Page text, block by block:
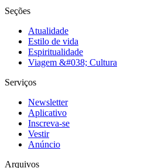
Seções
Atualidade
Estilo de vida
Espiritualidade
Viagem &#038; Cultura
Serviços
Newsletter
Aplicativo
Inscreva-se
Vestir
Anúncio
Arquivos